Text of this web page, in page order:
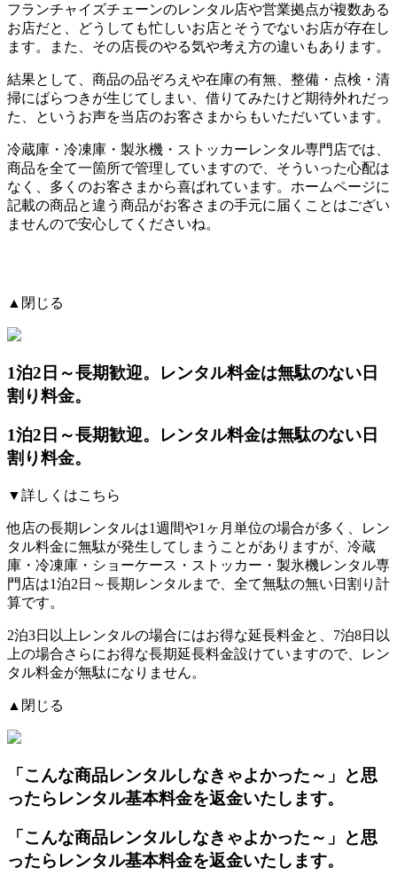
フランチャイズチェーンのレンタル店や営業拠点が複数ある
お店だと、どうしても忙しいお店とそうでないお店が存在し
ます。 また、その店長のやる気や考え方の違いもあります。
結果として、商品の品ぞろえや在庫の有無、整備・点検・清
掃にばらつきが生じてしまい、借りてみたけど期待外れだっ
た、というお声を当店のお客さまからもいただいています。
冷蔵庫・冷凍庫・製氷機・ストッカーレンタル専門店では、
商品を全て一箇所で管理していますので、そういった心配は
なく、多くのお客さまから喜ばれています。 ホームページに
記載の商品と違う商品がお客さまの手元に届くことはござい
ませんので安心してくださいね。
▲閉じる
1泊2日～長期歓迎。レンタル料金は無駄のない日
割り料金。
1泊2日～長期歓迎。レンタル料金は無駄のない日
割り料金。
▼詳しくはこちら
他店の長期レンタルは1週間や1ヶ月単位の場合が多く、レン
タル料金に無駄が発生してしまうことがありますが、冷蔵
庫・冷凍庫・ショーケース・ストッカー・製氷機レンタル専
門店は1泊2日～長期レンタルまで、全て無駄の無い日割り計
算です。
2泊3日以上レンタルの場合にはお得な延長料金と、7泊8日以
上の場合さらにお得な長期延長料金設けていますので、レン
タル料金が無駄になりません。
▲閉じる
「こんな商品レンタルしなきゃよかった～」と思
ったらレンタル基本料金を返金いたします。
「こんな商品レンタルしなきゃよかった～」と思
ったらレンタル基本料金を返金いたします。